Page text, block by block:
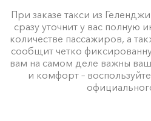
При заказе такси из
сразу уточнит у вас
количестве пассажиров, а
сообщит четко
вам на самом деле важны
и комфорт –